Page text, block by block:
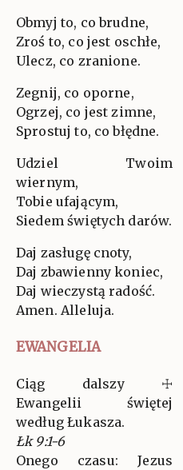
Obmyj to, co brudne,
Zroś to, co jest oschłe,
Ulecz, co zranione.
Zegnij, co oporne,
Ogrzej, co jest zimne,
Sprostuj to, co błędne.
Udziel Twoim
wiernym,
Tobie ufającym,
Siedem świętych darów.
Daj zasługę cnoty,
Daj zbawienny koniec,
Daj wieczystą radość.
Amen. Alleluja.
EWANGELIA
Ciąg dalszy ☩
Ewangelii świętej
według Łukasza.
Łk 9:1-6
Onego czasu: Jezus